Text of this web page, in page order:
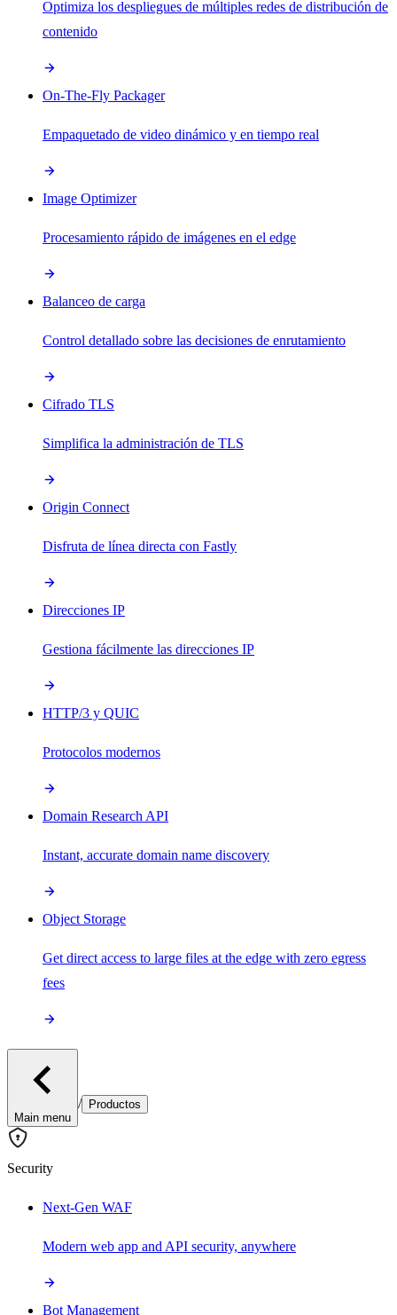
Optimiza los despliegues de múltiples redes de distribución de
contenido
On-The-Fly Packager
Empaquetado de video dinámico y en tiempo real
Image Optimizer
Procesamiento rápido de imágenes en el edge
Balanceo de carga
Control detallado sobre las decisiones de enrutamiento
Cifrado TLS
Simplifica la administración de TLS
Origin Connect
Disfruta de línea directa con Fastly
Direcciones IP
Gestiona fácilmente las direcciones IP
HTTP/3 y QUIC
Protocolos modernos
Domain Research API
Instant, accurate domain name discovery
Object Storage
Get direct access to large files at the edge with zero egress
fees
Main menu
/ Productos
Security
Next-Gen WAF
Modern web app and API security, anywhere
Bot Management